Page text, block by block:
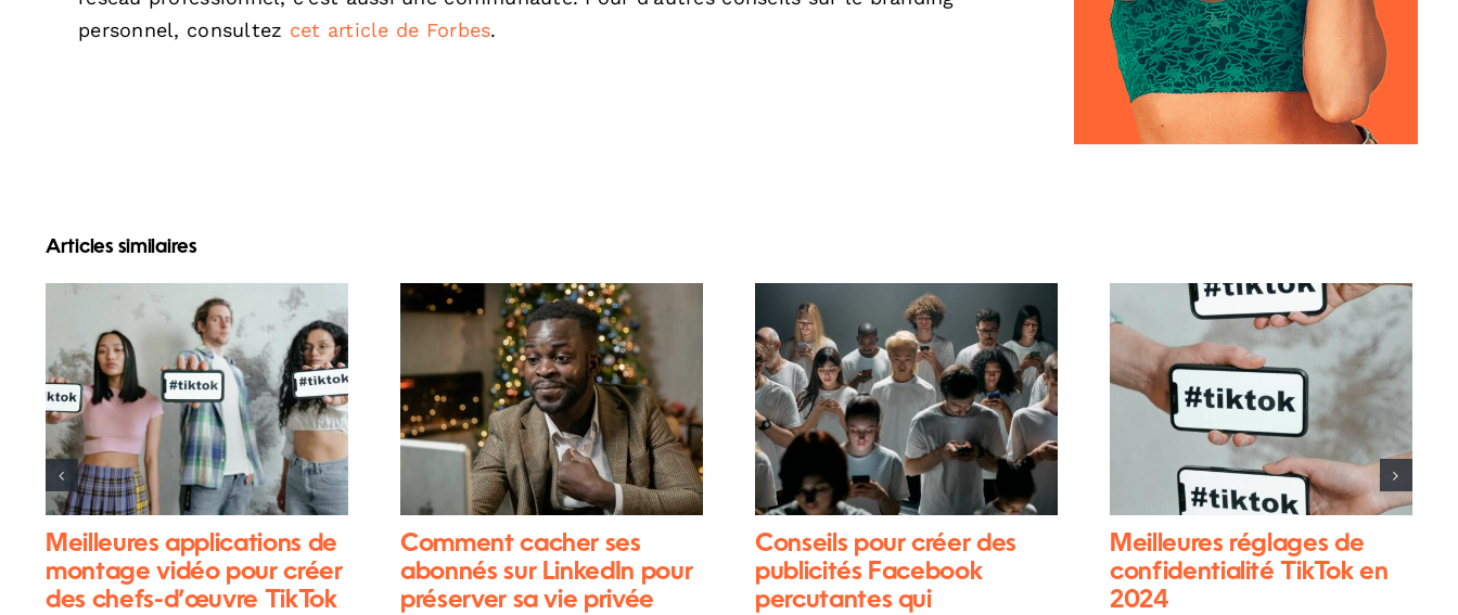
personnel, consultez cet article de Forbes.
Articles similaires
Meilleures applications de
montage vidéo pour créer
des chefs-d’œuvre TikTok
Comment cacher ses
abonnés sur LinkedIn pour
préserver sa vie privée
Conseils pour créer des
publicités Facebook
percutantes qui
Meilleures réglages de
confidentialité TikTok en
2024